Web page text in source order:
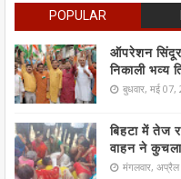
POPULAR
ऑपरेशन
निकाली भव्य
बुधवार, मई 07,
बिहटा में तेज
वाहन ने
मंगलवार,